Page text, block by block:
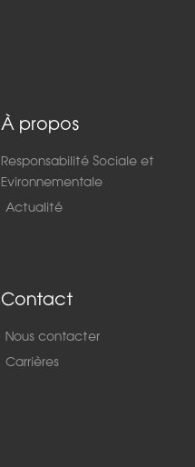
À propos
Responsabilité Sociale et
Evironnementale
Actualité
Contact
Nous contacter
Carrières